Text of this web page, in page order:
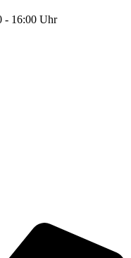
- 16:00 Uhr